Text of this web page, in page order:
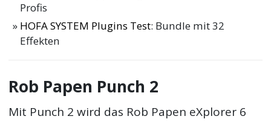
Profis
HOFA SYSTEM Plugins Test: Bundle mit 32
Effekten
Rob Papen Punch 2
Mit Punch 2 wird das Rob Papen eXplorer 6